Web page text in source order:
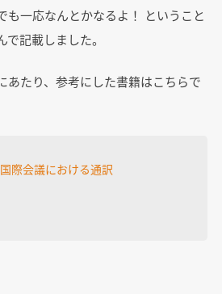
も一応なんとかなるよ！ ということ
記載しました。
あたり、参考にした書籍はこちらで
際会議における通訳